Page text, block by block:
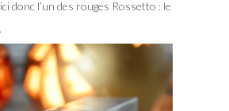
donc l’un des rouges Rossetto : le
.